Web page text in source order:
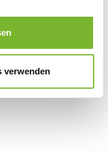
verwenden